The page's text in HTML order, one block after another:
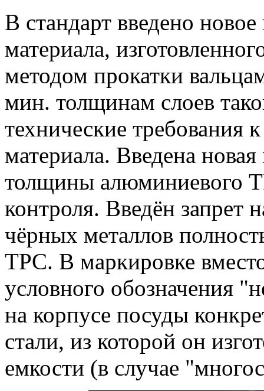
В стандарт введено
материала,
методом прокатки
мин. толщинам слоев
технические требования
материала. Введена
толщины алюминиевого
контроля. Введён запрет
чёрных металлов
ТРС. В маркировке
условного обозначения
на корпусе посуды
стали, из которой он
емкости (в случае